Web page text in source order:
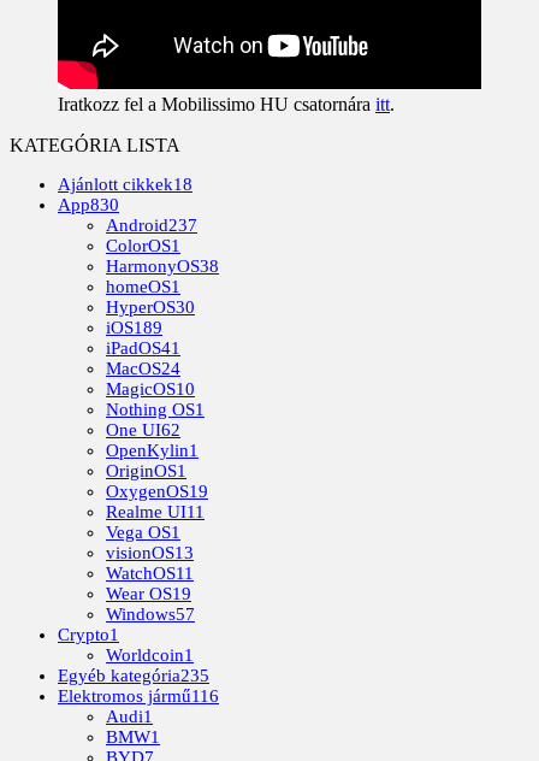
Iratkozz fel a Mobilissimo HU csatornára itt.
KATEGÓRIA LISTA
Ajánlott cikkek18
App830
Android237
ColorOS1
HarmonyOS38
homeOS1
HyperOS30
iOS189
iPadOS41
MacOS24
MagicOS10
Nothing OS1
One UI62
OpenKylin1
OriginOS1
OxygenOS19
Realme UI11
Vega OS1
visionOS13
WatchOS11
Wear OS19
Windows57
Crypto1
Worldcoin1
Egyéb kategória235
Elektromos jármű116
Audi1
BMW1
BYD7